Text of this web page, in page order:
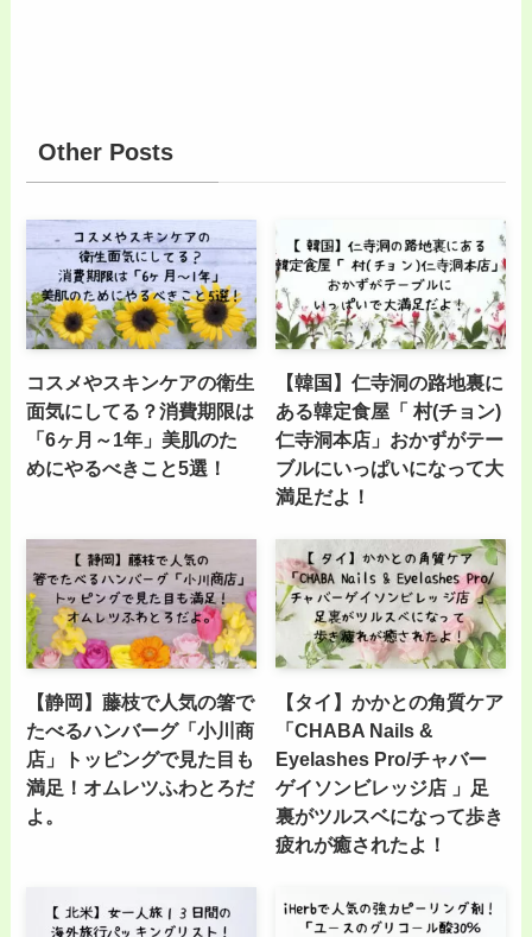
Other Posts
コスメやスキンケアの衛生
面気にしてる？消費期限は
「6ヶ月～1年」美肌のた
めにやるべきこと5選！
【韓国】仁寺洞の路地裏に
ある韓定食屋「 村(チョン)
仁寺洞本店」おかずがテー
ブルにいっぱいになって大
満足だよ！
【静岡】藤枝で人気の箸で
たべるハンバーグ「小川商
店」トッピングで見た目も
満足！オムレツふわとろだ
よ。
【タイ】かかとの角質ケア
「CHABA Nails &
Eyelashes Pro/チャバー
ゲイソンビレッジ店 」足
裏がツルスベになって歩き
疲れが癒されたよ！